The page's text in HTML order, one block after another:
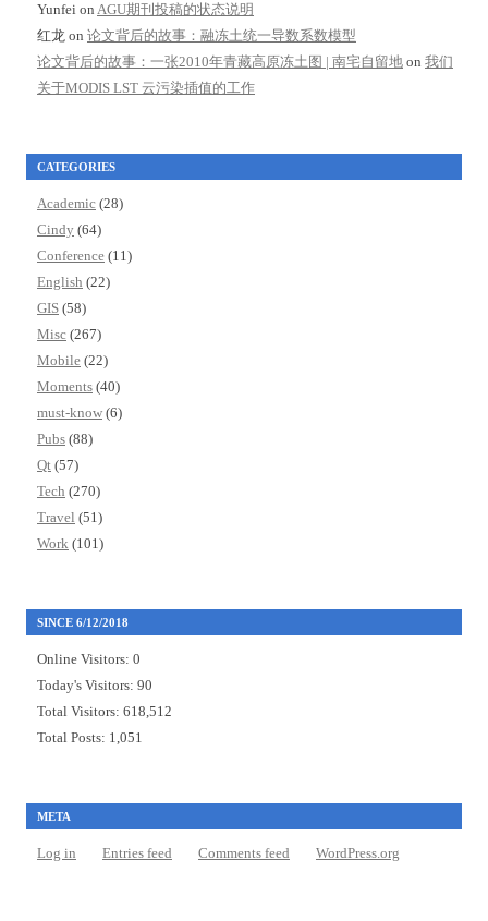
Yunfei on AGU期刊投稿的状态说明
红龙 on 论文背后的故事：融冻土统一导数系数模型
论文背后的故事：一张2010年青藏高原冻土图 | 南宅自留地 on 我们
关于MODIS LST 云污染插值的工作
CATEGORIES
Academic (28)
Cindy (64)
Conference (11)
English (22)
GIS (58)
Misc (267)
Mobile (22)
Moments (40)
must-know (6)
Pubs (88)
Qt (57)
Tech (270)
Travel (51)
Work (101)
SINCE 6/12/2018
Online Visitors: 0
Today's Visitors: 90
Total Visitors: 618,512
Total Posts: 1,051
META
Log in Entries feed Comments feed WordPress.org